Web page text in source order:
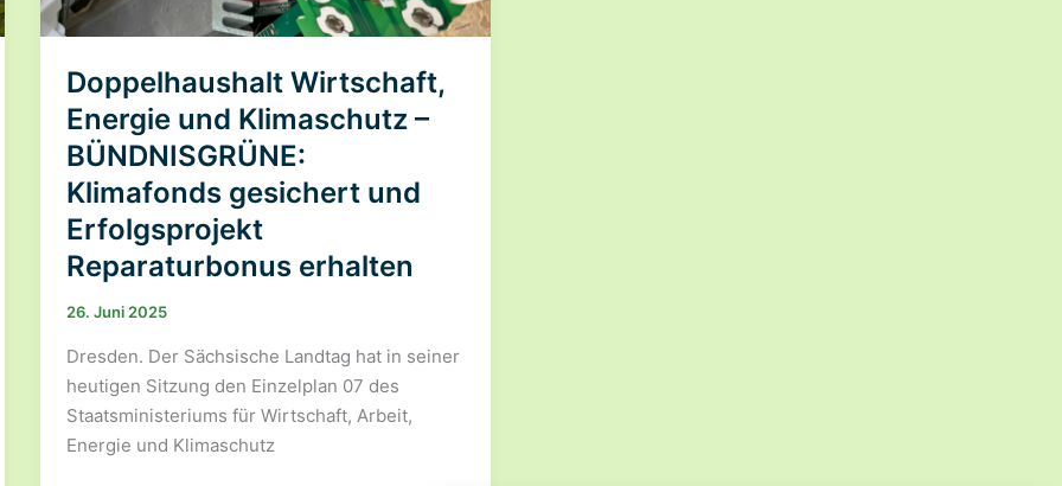
Doppelhaushalt Wirtschaft,
Energie und Klimaschutz –
BÜNDNISGRÜNE:
Klimafonds gesichert und
Erfolgsprojekt
Reparaturbonus erhalten
26. Juni 2025
Dresden. Der Sächsische Landtag hat in seiner
heutigen Sitzung den Einzelplan 07 des
Staatsministeriums für Wirtschaft, Arbeit,
Energie und Klimaschutz